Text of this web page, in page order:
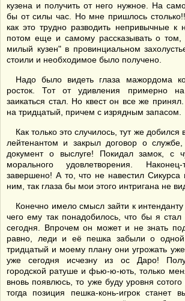
кузена и получить от него нужное. На
бы от силы час. Но мне пришлось
как это трудно разводить непривычные к
потом еще и самому рассказывать о том,
милый кузен" в провинциальном
стоили и необходимое было получено.
Надо было видеть глаза мажордома
росток. Тот от удивления примерно
заикаться стал. Но квест он все же
на тридцатый, причем с изрядным запасом.
Как только это случилось, тут же
лейтенантом и закрыл договор о
документ о выслуге! Покидал замок, с
морального удовлетворения.
завершено! А то, что не навестил
ним, так глаза бы мои этого интригана не
Конечно имело смысл зайти к
чего ему так понадобилось, что бы я
сегодня. Впрочем он может и не знать
равно, леди и её пешка забыли о
тридцатый и моему плану они угрожать уже
уже сегодня исчезну из ос Даро!
городской ратуше и фью-ю-ють, только
вновь появлюсь, то уже буду уровня
тогда позиция пешка-конь-игрок станет